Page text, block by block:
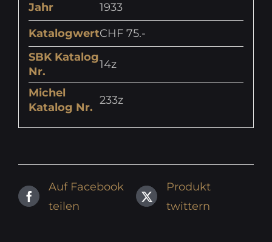
Jahr
1933
KatalogwertCHF 75.-
SBK Katalog
Nr.
14z
Michel
Katalog Nr.
233z
Auf Facebook
teilen
Produkt
twittern